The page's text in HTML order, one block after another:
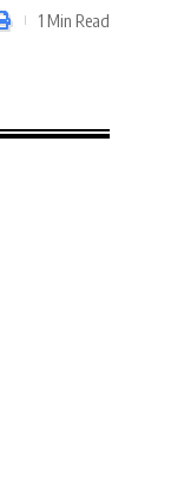
1 Min Read